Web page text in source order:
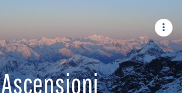
Ascensioni